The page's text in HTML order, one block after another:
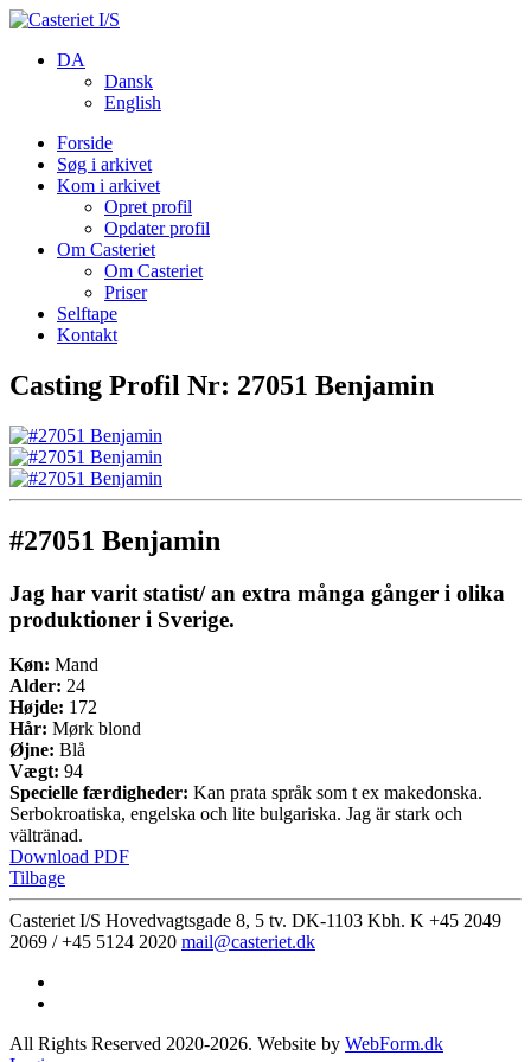
DA
Dansk
English
Forside
Søg i arkivet
Kom i arkivet
Opret profil
Opdater profil
Om Casteriet
Om Casteriet
Priser
Selftape
Kontakt
Casting Profil Nr: 27051 Benjamin
#27051 Benjamin
Jag har varit statist/ an extra många gånger i olika
produktioner i Sverige.
Køn: Mand
Alder: 24
Højde: 172
Hår: Mørk blond
Øjne: Blå
Vægt: 94
Specielle færdigheder: Kan prata språk som t ex makedonska.
Serbokroatiska, engelska och lite bulgariska. Jag är stark och
vältränad.
Download PDF
Tilbage
Casteriet I/S Hovedvagtsgade 8, 5 tv. DK-1103 Kbh. K +45 2049
2069 / +45 5124 2020 mail@casteriet.dk
All Rights Reserved 2020-2026. Website by WebForm.dk